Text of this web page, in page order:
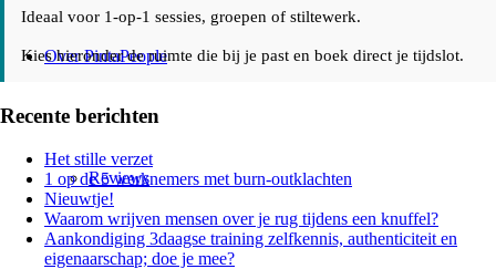
Over PintaPeople
Reviews
Ideaal voor 1-op-1 sessies, groepen of stiltewerk.
Kies hieronder de ruimte die bij je past en boek direct je tijdslot.
Recente berichten
Het stille verzet
1 op de 5 werknemers met burn-outklachten
Nieuwtje!
Waarom wrijven mensen over je rug tijdens een knuffel?
Aankondiging 3daagse training zelfkennis, authenticiteit en
eigenaarschap; doe je mee?